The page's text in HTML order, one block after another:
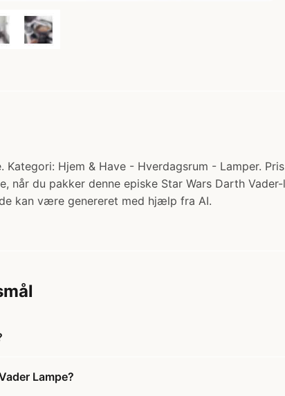
Kategori: Hjem & Have - Hverdagsrum - Lamper.
når du pakker denne episke Star Wars Darth
kan være genereret med hjælp fra AI.
Lampe?